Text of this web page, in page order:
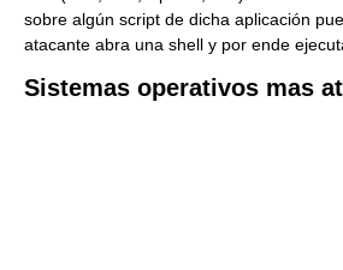
sobre algún script de dicha aplicación
atacante abra una shell y por ende
Sistemas operativos mas